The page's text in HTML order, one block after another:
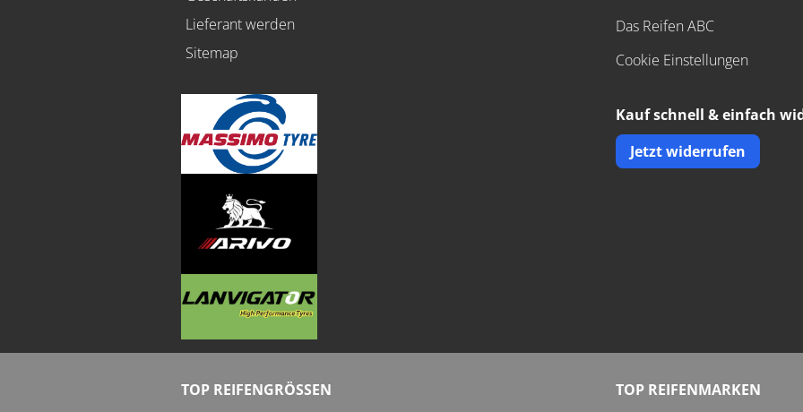
Lieferant werden
Sitemap
Das Reifen ABC
Cookie Einstellungen
Kauf schnell & einfach
Jetzt widerrufen
TOP REIFENGRÖSSEN
TOP REIFENMARKEN